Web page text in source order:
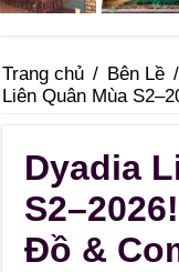
Trang chủ / Bên Lề /
Liên Quân Mùa
Dyadia
Đồ &